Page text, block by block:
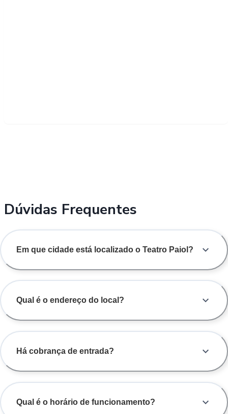
Dúvidas Frequentes
Em que cidade está localizado o Teatro Paiol?
Qual é o endereço do local?
Há cobrança de entrada?
Qual é o horário de funcionamento?